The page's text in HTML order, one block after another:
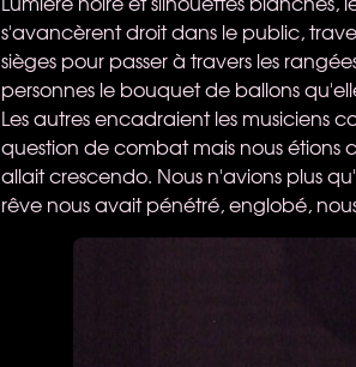
s'avancèrent droit dans le public,
sièges pour passer à travers les
personnes le bouquet de ballons
Les autres encadraient les musiciens
question de combat mais nous
allait crescendo. Nous n'avions plus
rêve nous avait pénétré, englobé,